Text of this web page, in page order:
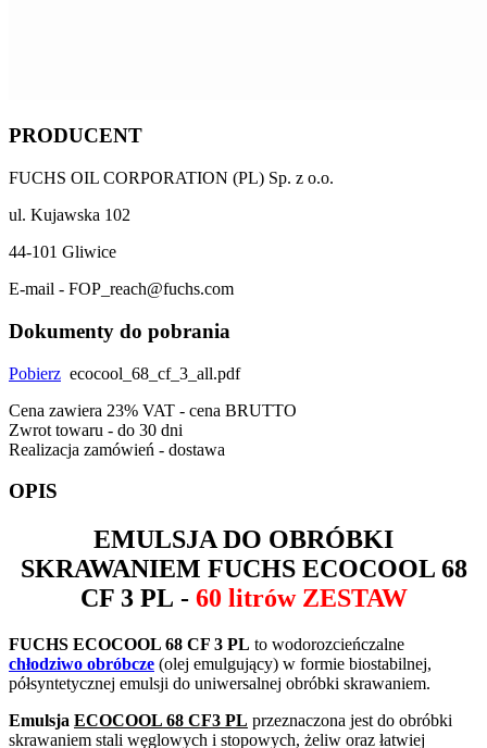
PRODUCENT
FUCHS OIL CORPORATION (PL) Sp. z o.o.
ul. Kujawska 102
44-101 Gliwice
E-mail - FOP_reach@fuchs.com
Dokumenty do pobrania
Pobierz ecocool_68_cf_3_all.pdf
Cena zawiera 23% VAT - cena BRUTTO
Zwrot towaru - do 30 dni
Realizacja zamówień - dostawa
OPIS
EMULSJA DO OBRÓBKI
SKRAWANIEM FUCHS ECOCOOL 68
CF 3 PL - 60 litrów ZESTAW
FUCHS ECOCOOL 68 CF 3 PL to wodorozcieńczalne
chłodziwo obróbcze (olej emulgujący) w formie biostabilnej,
półsyntetycznej emulsji do uniwersalnej obróbki skrawaniem.
Emulsja ECOCOOL 68 CF3 PL przeznaczona jest do obróbki
skrawaniem stali węglowych i stopowych, żeliw oraz łatwiej